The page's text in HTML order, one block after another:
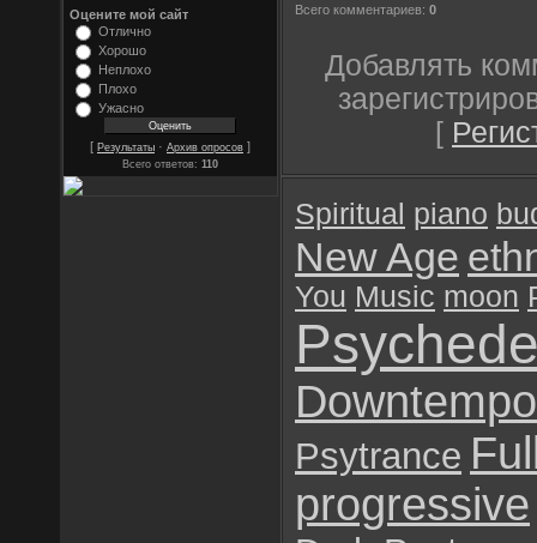
Оцените мой сайт
Отлично
Хорошо
Неплохо
Плохо
Ужасно
[ Результаты · Архив опросов ]
Всего ответов: 110
Всего комментариев: 0
Добавлять
[
Spiritual piano
New Age
You Music moon
Downtempo
Psytrance
progressive